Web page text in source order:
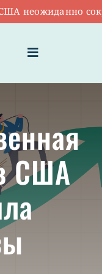
неожиданно
Toggle
Navigation
США